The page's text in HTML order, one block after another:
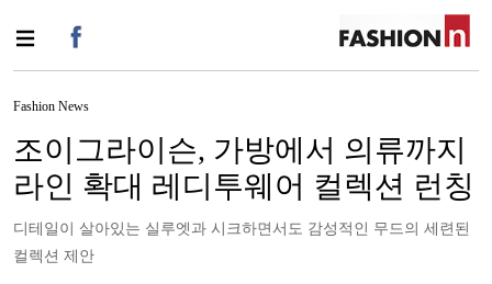
Fashion News
조이그라이슨, 가방에서 의류까지
라인 확대 레디투웨어 컬렉션 런칭
디테일이 살아있는 실루엣과 시크하면서도 감성적인 무드의 세련된
컬렉션 제안